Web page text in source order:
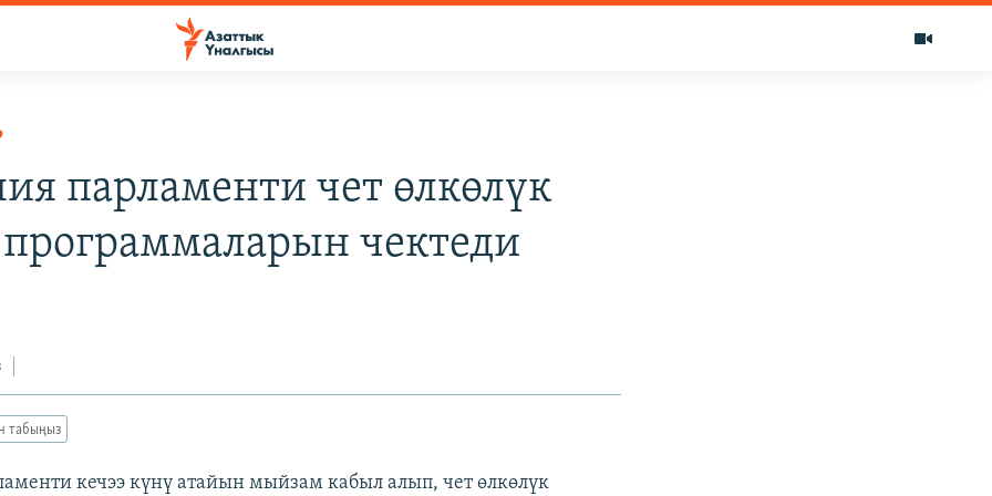
парламенти чет өлкөлүк
чектеди
табыңыз
кечээ күнү атайын мыйзам кабыл алып, чет өлкөлүк